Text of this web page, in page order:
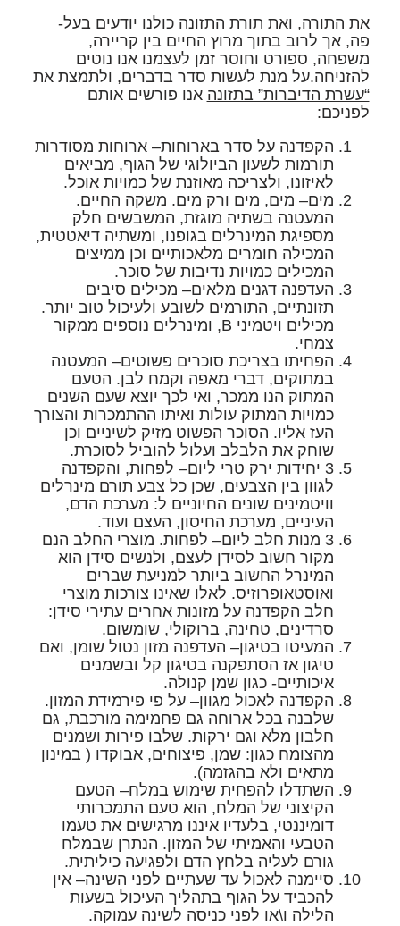
את התורה, ואת תורת התזונה כולנו יודעים בעל-
פה, אך לרוב בתוך מרוץ החיים בין קריירה,
משפחה, ספורט וחוסר זמן לעצמנו אנו נוטים
להזניחה.על מנת לעשות סדר בדברים, ולתמצת את
“עשרת הדיברות” בתזונה אנו פורשים אותם
לפניכם:
הקפדנה על סדר בארוחות– ארוחות מסודרות
תורמות לשעון הביולוגי של הגוף, מביאים
לאיזונו, ולצריכה מאוזנת של כמויות אוכל.
מים– מים, מים ורק מים. משקה החיים.
המעטנה בשתיה מוגזת, המשבשים חלק
מספיגת המינרלים בגופנו, ומשתיה דיאטטית,
המכילה חומרים מלאכותיים וכן ממיצים
המכילים כמויות נדיבות של סוכר.
העדפנה דגנים מלאים– מכילים סיבים
תזונתיים, התורמים לשובע ולעיכול טוב יותר.
מכילים ויטמיני B, ומינרלים נוספים ממקור
צמחי.
הפחיתו בצריכת סוכרים פשוטים– המעטנה
במתוקים, דברי מאפה וקמח לבן. הטעם
המתוק הנו ממכר, ואי לכך יוצא שעם השנים
כמויות המתוק עולות ואיתו ההתמכרות והצורך
העז אליו. הסוכר הפשוט מזיק לשיניים וכן
שוחק את הלבלב ועלול להוביל לסוכרת.
3 יחידות ירק טרי ליום
– לפחות, והקפדנה
לגוון בין הצבעים, שכן כל צבע תורם מינרלים
וויטמינים שונים החיוניים ל: מערכת הדם,
העיניים, מערכת החיסון, העצם ועוד.
3 מנות חלב ליום
– לפחות. מוצרי החלב הנם
מקור חשוב לסידן לעצם, ולנשים סידן הוא
המינרל החשוב ביותר למניעת שברים
ואוסטאופרוזיס. לאלו שאינו צורכות מוצרי
חלב הקפדנה על מזונות אחרים עתירי סידן:
סרדינים, טחינה, ברוקולי, שומשום.
המעיטו בטיגון– העדפנה מזון נטול שומן, ואם
טיגון אז הסתפקנה בטיגון קל ובשמנים
איכותיים- כגון שמן קנולה.
הקפדנה לאכול מגוון– על פי פירמידת המזון.
שלבנה בכל ארוחה גם פחמימה מורכבת, גם
חלבון מלא וגם ירקות. שלבו פירות ושמנים
מהצומח כגון: שמן, פיצוחים, אבוקדו ( במינון
מתאים ולא בהגזמה).
השתדלו להפחית שימוש במלח– הטעם
הקיצוני של המלח, הוא טעם התמכרותי
דומיננטי, בלעדיו איננו מרגישים את טעמו
הטבעי והאמיתי של המזון. הנתרן שבמלח
גורם לעליה בלחץ הדם ולפגיעה כיליתית.
סיימנה לאכול עד שעתיים לפני השינה– אין
להכביד על הגוף בתהליך העיכול בשעות
הלילה ו\או לפני כניסה לשינה עמוקה.